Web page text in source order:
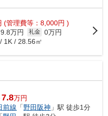
(管理費等：8,000円 )
9.8万円 礼金 0万円
1K / 28.56㎡
7.8万円
前線 「野田阪神 」駅 徒歩1分